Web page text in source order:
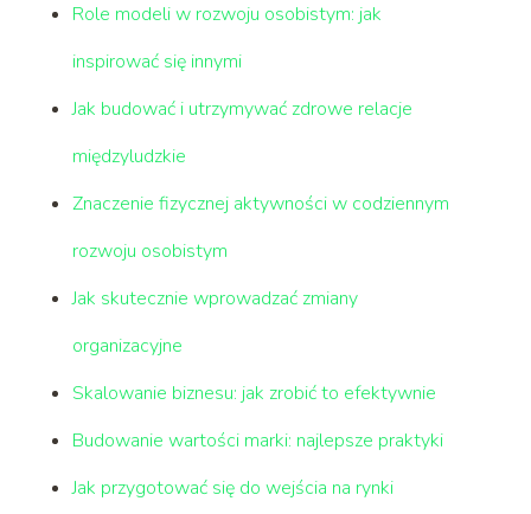
Role modeli w rozwoju osobistym: jak
inspirować się innymi
Jak budować i utrzymywać zdrowe relacje
międzyludzkie
Znaczenie fizycznej aktywności w codziennym
rozwoju osobistym
Jak skutecznie wprowadzać zmiany
organizacyjne
Skalowanie biznesu: jak zrobić to efektywnie
Budowanie wartości marki: najlepsze praktyki
Jak przygotować się do wejścia na rynki